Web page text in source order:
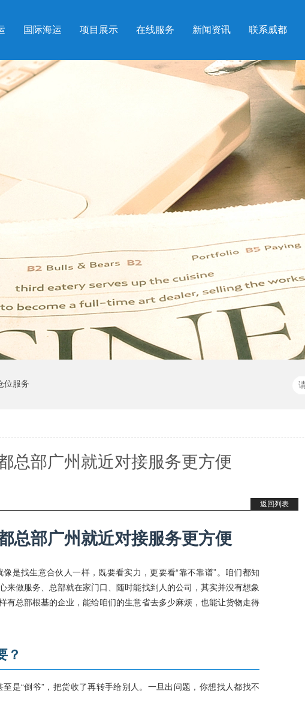
国际海运 项目展示 在线服务 新闻资讯 联系威都
位服务
总部广州就近对接服务更方便
返回列表
总部广州就近对接服务更方便
是找生意合伙人一样，既要看实力，更要看“靠不靠谱”。咱们都知
做服务、总部就在家门口、随时能找到人的公司，其实并没有想象
总部根基的企业，能给咱们的生意省去多少麻烦，也能让货物走得
？
是“倒爷”，把货收了再转手给别人。一旦出问题，你想找人都找不